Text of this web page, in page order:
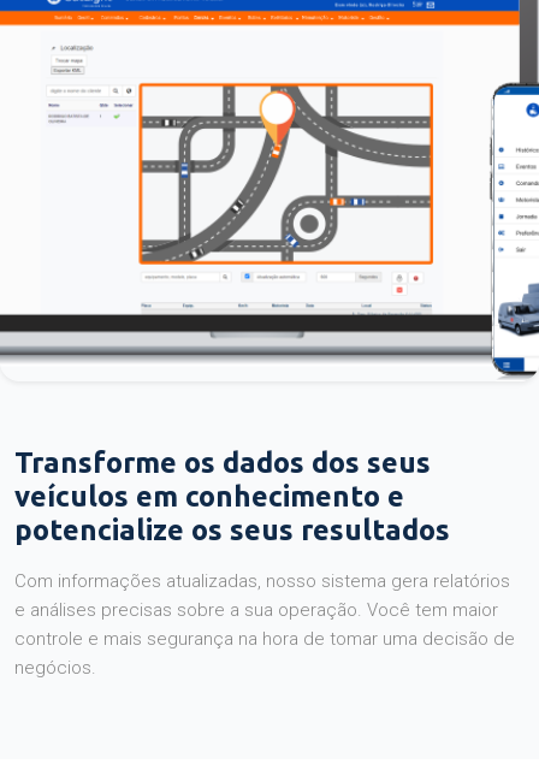
Transforme os dados dos seus
veículos em conhecimento e
potencialize os seus resultados
Com informações atualizadas, nosso sistema gera relatórios
e análises precisas sobre a sua operação. Você tem maior
controle e mais segurança na hora de tomar uma decisão de
negócios.